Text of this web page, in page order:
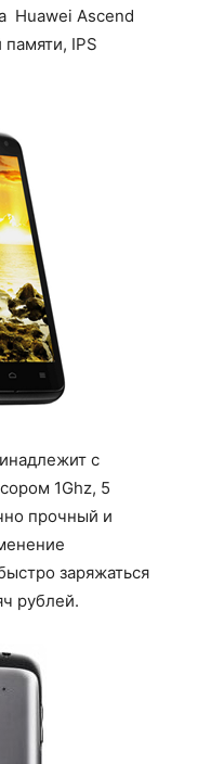
Huawei Ascend
IPS
с
1Ghz, 5
прочный и
заряжаться
рублей.